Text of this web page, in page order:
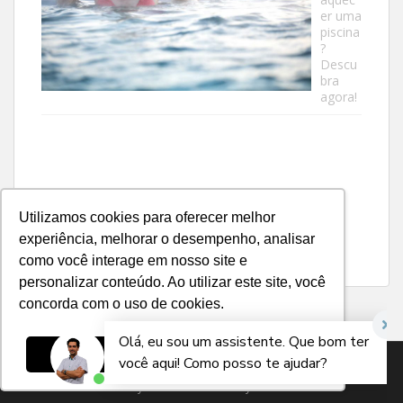
Utilizamos cookies para oferecer melhor
experiência, melhorar o desempenho, analisar
como você interage em nosso site e
personalizar conteúdo. Ao utilizar este site, você
concorda com o uso de cookies.
Ok, entendi!
er uma
piscina
?
Descu
bra
agora!
Kisoltec Aquecedor SolarTodos os direitos reservados.
Theme byColorlibPowered byWordPress